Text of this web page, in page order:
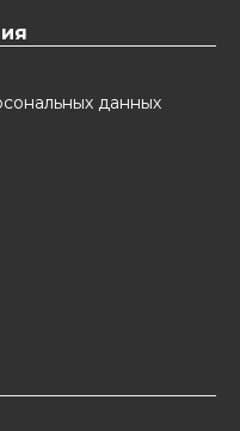
данных